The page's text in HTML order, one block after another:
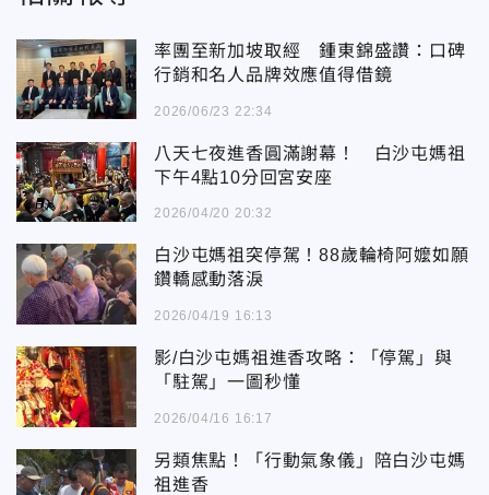
率團至新加坡取經 鍾東錦盛讚：口碑
行銷和名人品牌效應值得借鏡
2026/06/23 22:34
八天七夜進香圓滿謝幕！ 白沙屯媽祖
下午4點10分回宮安座
2026/04/20 20:32
白沙屯媽祖突停駕！88歲輪椅阿嬤如願
鑽轎感動落淚
2026/04/19 16:13
影/白沙屯媽祖進香攻略：「停駕」與
「駐駕」一圖秒懂
2026/04/16 16:17
另類焦點！「行動氣象儀」陪白沙屯媽
祖進香